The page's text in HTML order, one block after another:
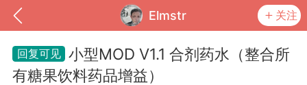
Elmstr 关注
小型MOD V1.1 合剂药水（整合所
有糖果饮料药品增益）